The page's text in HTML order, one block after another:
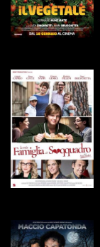
GUARDA IL TRAILER
VAI ALLA SCHEDA
GUARDA IL TRAILER